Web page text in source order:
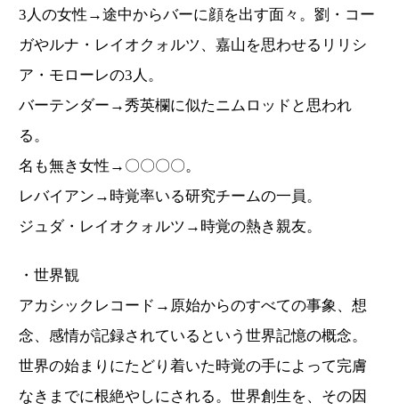
3人の女性→途中からバーに顔を出す面々。劉・コー
ガやルナ・レイオクォルツ、嘉山を思わせるリリシ
ア・モローレの3人。
バーテンダー→秀英欄に似たニムロッドと思われ
る。
名も無き女性→〇〇〇〇。
レバイアン→時覚率いる研究チームの一員。
ジュダ・レイオクォルツ→時覚の熱き親友。
・世界観
アカシックレコード→原始からのすべての事象、想
念、感情が記録されているという世界記憶の概念。
世界の始まりにたどり着いた時覚の手によって完膚
なきまでに根絶やしにされる。世界創生を、その因